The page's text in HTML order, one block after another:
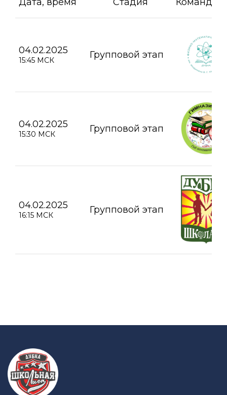
04.02.2025
15:45 МСК Групповой этап
04.02.2025
15:30 МСК Групповой этап
04.02.2025
16:15 МСК Групповой этап